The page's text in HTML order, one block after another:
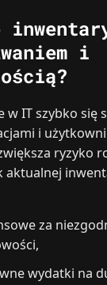
i
w IT szybko się
i
ryzyko
aktualnej
za
wydatki na